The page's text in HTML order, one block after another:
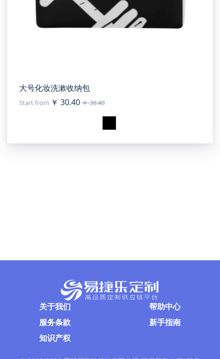
大号化妆洗漱收纳包
Start from ￥ 30.40￥ 38.40
关于我们
服务条款
知识产权
帮助中心
新手指南